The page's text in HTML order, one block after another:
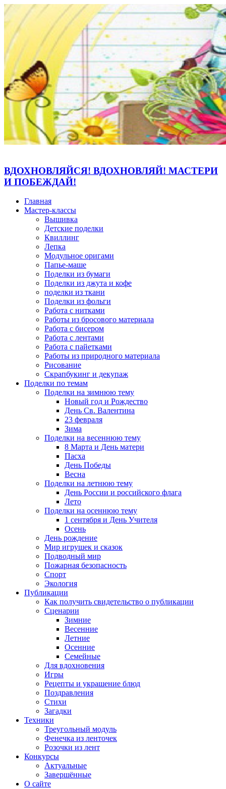
ВДОХНОВЛЯЙСЯ! ВДОХНОВЛЯЙ! МАСТЕРИ
И ПОБЕЖДАЙ!
Главная
Мастер-классы
Вышивка
Детские поделки
Квиллинг
Лепка
Модульное оригами
Папье-маше
Поделки из бумаги
Поделки из джута и кофе
поделки из ткани
Поделки из фольги
Работа с нитками
Работы из бросового материала
Работа с бисером
Работа с лентами
Работа с пайетками
Работы из природного материала
Рисование
Скрапбукинг и декупаж
Поделки по темам
Поделки на зимнюю тему
Новый год и Рождество
День Св. Валентина
23 февраля
Зима
Поделки на весеннюю тему
8 Марта и День матери
Пасха
День Победы
Весна
Поделки на летнюю тему
День России и российского флага
Лето
Поделки на осеннюю тему
1 сентября и День Учителя
Осень
День рождение
Мир игрушек и сказок
Подводный мир
Пожарная безопасность
Спорт
Экология
Публикации
Как получить свидетельство о публикации
Сценарии
Зимние
Весенние
Летние
Осенние
Семейные
Для вдохновения
Игры
Рецепты и украшение блюд
Поздравления
Стихи
Загадки
Техники
Треугольный модуль
Фенечка из ленточек
Розочки из лент
Конкурсы
Актуальные
Завершённые
О сайте